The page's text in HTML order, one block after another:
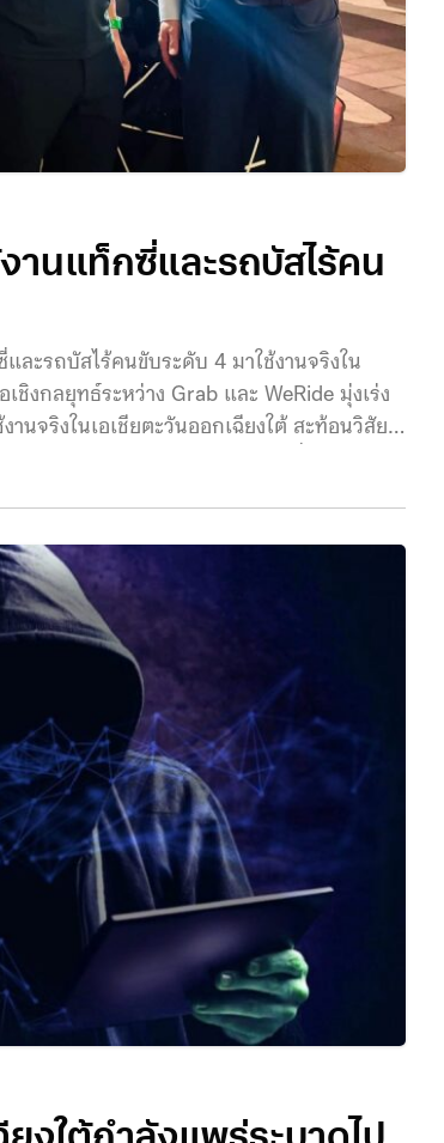
านแท็กซี่และรถบัสไร้คน
ละรถบัสไร้คนขับระดับ 4 มาใช้งานจริงใน
ชิงกลยุทธ์ระหว่าง Grab และ WeRide มุ่งเร่ง
นจริงในเอเชียตะวันออกเฉียงใต้ สะท้อนวิสัย
คม 2568 โดย WeRide และ Grab แสดง